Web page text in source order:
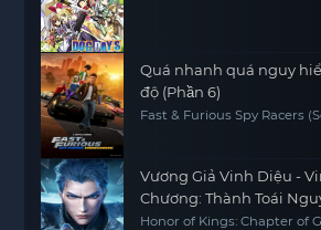
Quá nhanh quá nguy
độ (Phần 6)
Fast & Furious Spy Racers
Vương Giả Vinh Diệu -
Chương: Thành Toái
Honor of Kings: Chapter of